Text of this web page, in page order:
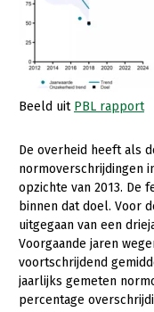
Internationaal
Sectoren
Dier
Biologische
Geitenhouderij
Kalverhouderij
Konijnenhouderij
Melkveehouderij
Paardenhouderij
Pluimveehouderij
Plant
Akkerbouw
Biologische
Bollenteelt
Bomen, vaste
Fruitteelt
Glastuinbouw
Multifunctionele
Multifunctioneel
Vrouw en Bedrijf
Onderwerpen
Nieuws
Webinars
Beeld uit PBL rapport
De overheid heeft als
normoverschrijdingen
opzichte van 2013. De
binnen dat doel. Voor
uitgegaan van een
Voorgaande jaren
voortschrijdend
jaarlijks gemeten
percentage